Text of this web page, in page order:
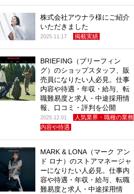
株式会社アウナラ様にご紹介
いただきました
2025.11.17 掲載実績
BRIEFING（ブリーフィン
グ）のショップスタッフ、販
売員になりたい人必見。仕事
内容や待遇・年収・給与、転
職難易度と求人・中途採用情
報、口コミ・評判を公開
2025.12.01
人気業界・職種の業務
内容や待遇
MARK & LONA（マーク アン
ド ロナ）のストアマネージャ
ーになりたい人必見。仕事内
容や待遇・年収・給与、転職
難易度と求人・中途採用情